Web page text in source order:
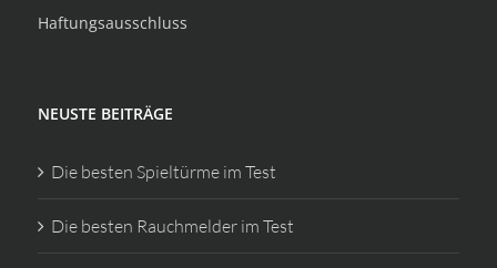
Haftungsausschluss
NEUSTE BEITRÄGE
Die besten Spieltürme im Test
Die besten Rauchmelder im Test